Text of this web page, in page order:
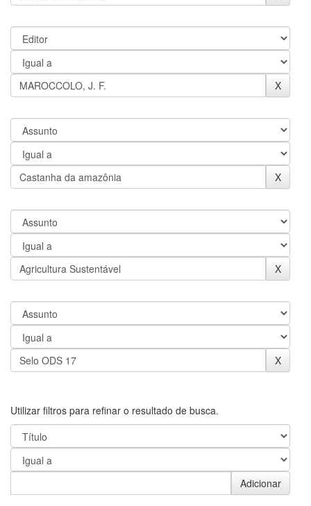
Utilizar filtros para refinar o resultado de busca.